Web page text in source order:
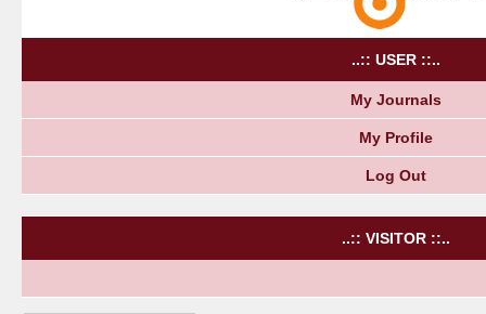
..:: USER ::..
My Journals
My Profile
Log Out
..:: VISITOR ::..